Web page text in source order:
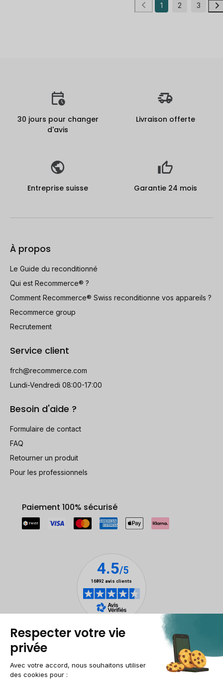
1 2 3
30 jours pour changer
d'avis
Livraison offerte
Entreprise suisse Garantie 24 mois
À propos
Le Guide du reconditionné
Qui est Recommerce® ?
Comment Recommerce® Swiss reconditionne vos appareils ?
Recommerce group
Recrutement
Service client
frch@recommerce.com
Lundi-Vendredi 08:00-17:00
Besoin d'aide ?
Formulaire de contact
FAQ
Retourner un produit
Pour les professionnels
Paiement 100% sécurisé
Mentions légalesGestion des cookies
Conditions générales de vente